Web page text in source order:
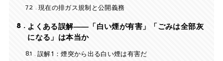
7.2 現在の排ガス規制と公開義務
8
よくある誤解——「白い煙が有害」「ごみは全部灰
になる」は本当か
8.1
誤解1：煙突から出る白い煙は有害だ